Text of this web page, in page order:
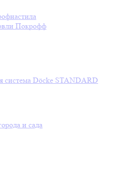
Покрофф
система Döcke STANDARD
и сада